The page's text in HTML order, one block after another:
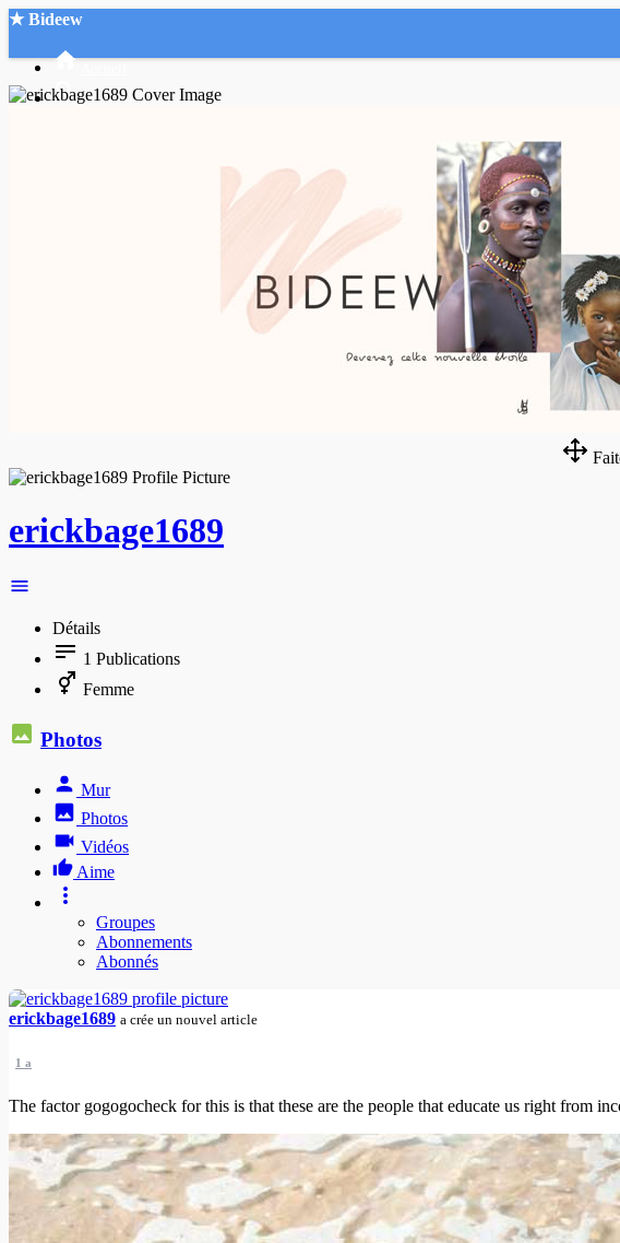
★ Bideew
erickbage1689
Détails
1 Publications
Femme
Photos
Mur
Photos
Vidéos
Aime
Groupes
Abonnements
Abonnés
erickbage1689 a crée un nouvel article
1 a
The factor gogogocheck for this is that these are the people that educate us right from